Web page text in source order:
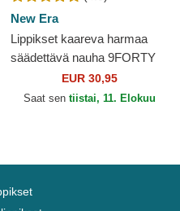
New Era
Lippikset kaareva harmaa
säädettävä nauha 9FORTY
Diamond Era New York
Yankees MLB New Era
EUR 30,95
Saat sen tiistai, 11. Elokuu